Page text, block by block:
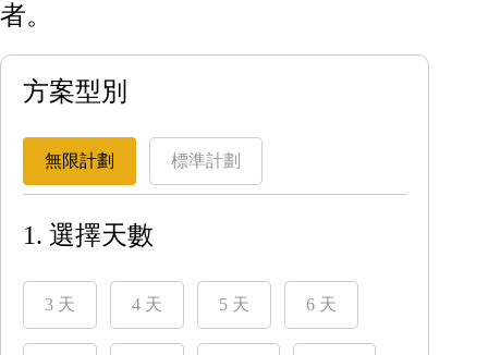
者。
方案型別
無限計劃 標準計劃
1. 選擇天數
3 天 4 天 5 天 6 天